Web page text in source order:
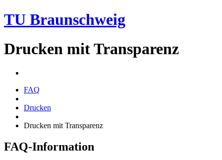
TU Braunschweig
Drucken mit Transparenz
FAQ
Drucken
Drucken mit Transparenz
FAQ-Information